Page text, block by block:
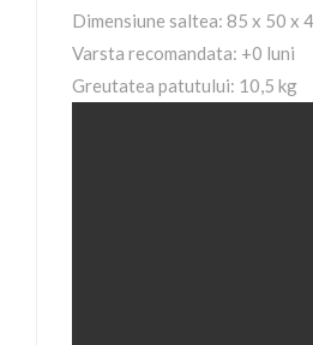
Dimensiune saltea: 85 x 50 x
Varsta recomandata: +0 luni
Greutatea patutului: 10,5 kg